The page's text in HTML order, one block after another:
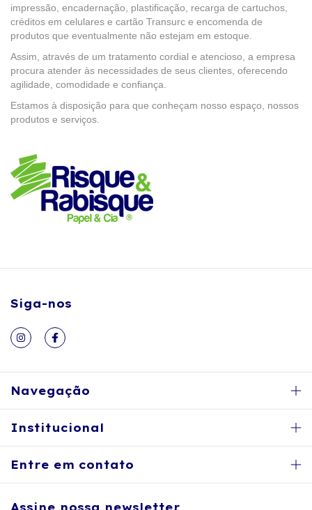
impressão, encadernação, plastificação, recarga de cartuchos,
créditos em celulares e cartão Transurc e encomenda de
produtos que eventualmente não estejam em estoque.
Assim, através de um tratamento cordial e atencioso, a empresa
procura atender às necessidades de seus clientes, oferecendo
agilidade, comodidade e confiança.
Estamos à disposição para que conheçam nosso espaço, nossos
produtos e serviços.
Siga-nos
Navegação
Institucional
Entre em contato
Assine nossa newsletter